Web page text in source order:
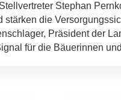
Stephan
stärken die
Präsident der
für die Bäuerinnen